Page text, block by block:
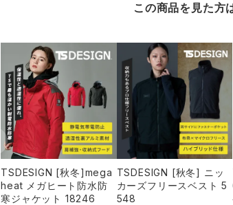
この商品を見た方
TSDESIGN [秋冬]mega
heat メガヒート防水防
寒ジャケット 18246
TSDESIGN [秋冬] ニッ
カーズフリースベスト 5
548